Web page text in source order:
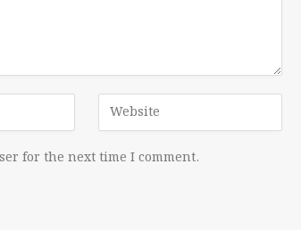
for the next time I comment.